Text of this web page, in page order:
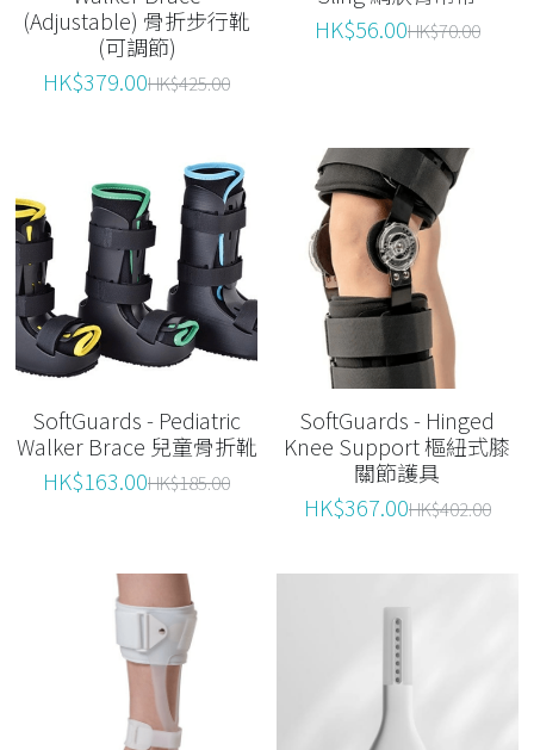
(Adjustable) 骨折步行靴
(可調節)
HK$379.00HK$425.00
HK$56.00HK$70.00
SoftGuards - Pediatric
Walker Brace 兒童骨折靴
HK$163.00HK$185.00
SoftGuards - Hinged
Knee Support 樞紐式膝
關節護具
HK$367.00HK$402.00